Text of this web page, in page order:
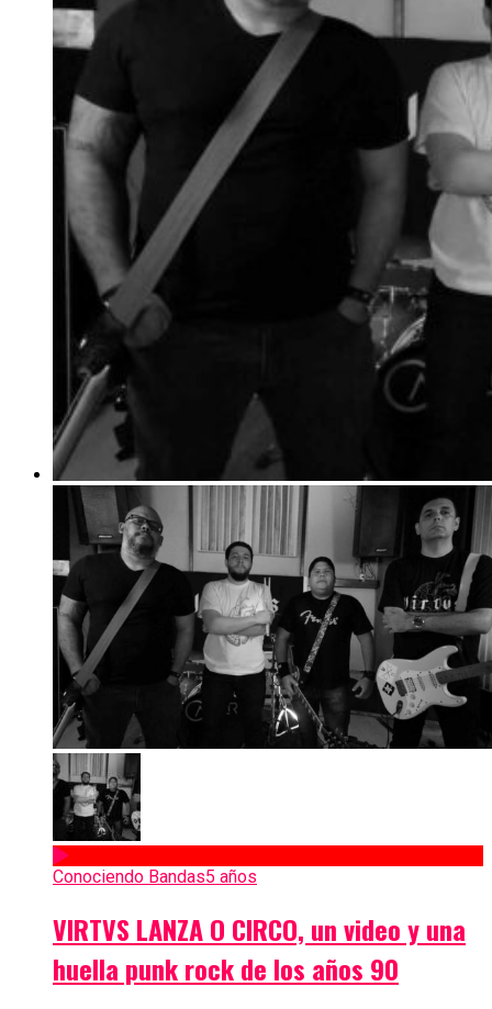
Conociendo Bandas5 años
VIRTVS LANZA O CIRCO, un video y una
huella punk rock de los años 90